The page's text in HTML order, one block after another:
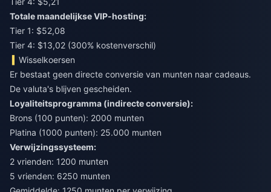
Totale maandelijkse VIP-hosting:
Tier 1: $52,08
Tier 4: $13,02 (300% kostenverschil)
Wisselkoersen
Er bestaat geen directe conversie van munten naar cadeaus.
De valuta's blijven gescheiden.
Loyaliteitsprogramma (indirecte conversie):
Brons (100 punten): 2000 munten
Platina (1000 punten): 25.000 munten
Verwijzingssysteem:
2 vrienden: 1200 munten
5 vrienden: 6250 munten